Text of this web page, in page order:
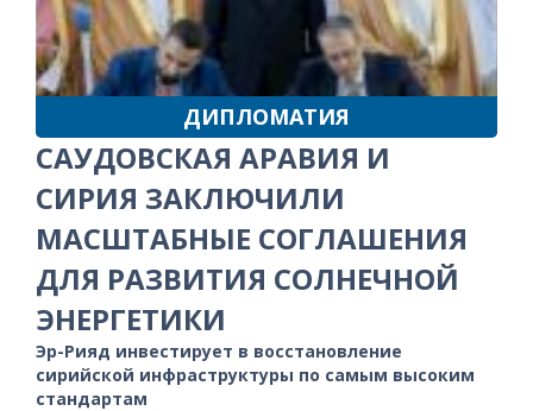
ДИПЛОМАТИЯ
САУДОВСКАЯ АРАВИЯ И
СИРИЯ ЗАКЛЮЧИЛИ
МАСШТАБНЫЕ СОГЛАШЕНИЯ
ДЛЯ РАЗВИТИЯ СОЛНЕЧНОЙ
ЭНЕРГЕТИКИ
Эр-Рияд инвестирует в восстановление
сирийской инфраструктуры по самым высоким
стандартам